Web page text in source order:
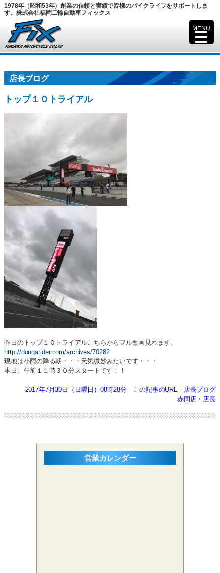
1978年（昭和53年）創業の信頼と実績で皆様のバイクライフをサポートしま
す。株式会社福岡二輪自動車フィックス
店長ブログ
トップ１０トライアル
昨日のトップ１０トライアルこちらからフル動画見れます。
http://dougarider.com/archives/70282
現地は小雨の降る朝・・・天気微妙みたいです・・・
本日、午前１１時３０分スタートです！！
2017年7月30日（日曜日）08時28分 この記事のURL
店長ブログ
赤間店・店長
営業カレンダー
MENU
▼